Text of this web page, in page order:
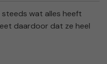
steeds wat alles heeft
daardoor dat ze heel